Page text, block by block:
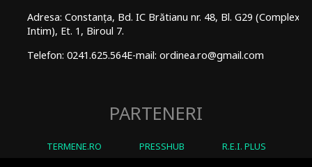
Adresa: Constanța, Bd. IC Brătianu nr. 48, Bl. G29 (Complex
Intim), Et. 1, Biroul 7.
Telefon: 0241.625.564E-mail: ordinea.ro@gmail.com
PARTENERI
TERMENE.RO PRESSHUB R.E.I. PLUS